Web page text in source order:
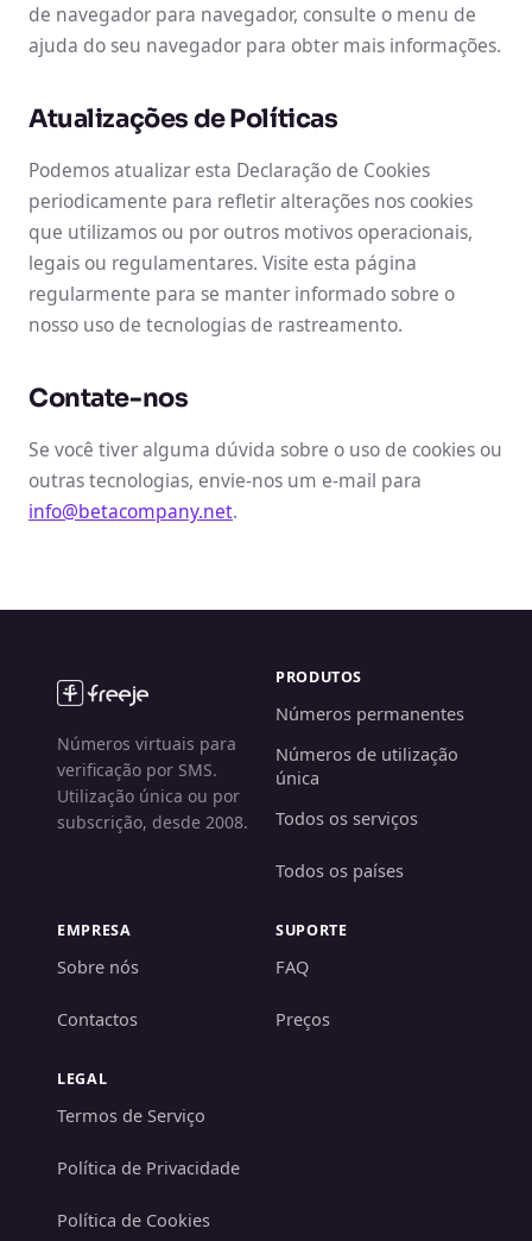
de navegador para navegador, consulte o menu de
ajuda do seu navegador para obter mais informações.
Atualizações de Políticas
Podemos atualizar esta Declaração de Cookies
periodicamente para refletir alterações nos cookies
que utilizamos ou por outros motivos operacionais,
legais ou regulamentares. Visite esta página
regularmente para se manter informado sobre o
nosso uso de tecnologias de rastreamento.
Contate-nos
Se você tiver alguma dúvida sobre o uso de cookies ou
outras tecnologias, envie-nos um e-mail para
info@betacompany.net.
Números virtuais para
verificação por SMS.
Utilização única ou por
subscrição, desde 2008.
PRODUTOS
Números permanentes
Números de utilização
única
Todos os serviços
Todos os países
EMPRESA
Sobre nós
Contactos
SUPORTE
FAQ
Preços
LEGAL
Termos de Serviço
Política de Privacidade
Política de Cookies